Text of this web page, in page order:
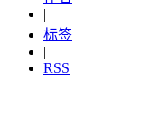
|
标签
|
RSS